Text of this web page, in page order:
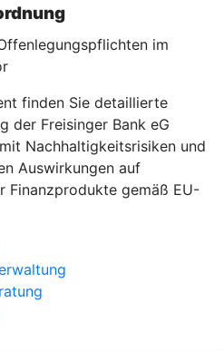
im
finden Sie detaillierte
der Freisinger Bank eG
Nachhaltigkeitsrisiken und
Auswirkungen auf
Finanzprodukte gemäß EU-